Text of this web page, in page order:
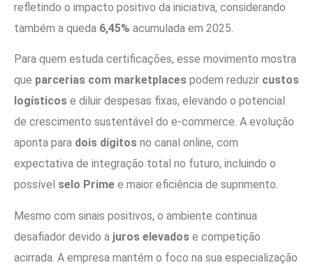
refletindo o impacto positivo da iniciativa, considerando
também a queda 6,45% acumulada em 2025.
Para quem estuda certificações, esse movimento mostra
que parcerias com marketplaces podem reduzir custos
logísticos e diluir despesas fixas, elevando o potencial
de crescimento sustentável do e-commerce. A evolução
aponta para dois dígitos no canal online, com
expectativa de integração total no futuro, incluindo o
possível selo Prime e maior eficiência de suprimento.
Mesmo com sinais positivos, o ambiente continua
desafiador devido a juros elevados e competição
acirrada. A empresa mantém o foco na sua especialização